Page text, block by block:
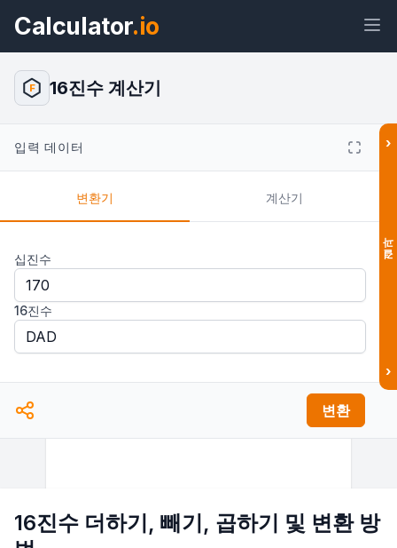
Calculator.io
F 16진수 계산기
입력 데이터
변환기 계산기
십진수
16진수
변환
›
결과
›
16진수 더하기, 빼기, 곱하기 및 변환 방